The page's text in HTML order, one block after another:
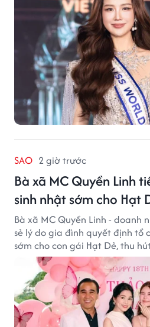
SAO 2 giờ trước
Bà xã MC Quyền Linh
sinh nhật sớm cho Hạt
Bà xã MC Quyền Linh - doanh
sẻ lý do gia đình quyết định tổ
sớm cho con gái Hạt Dẻ, thu
người hâm mộ.